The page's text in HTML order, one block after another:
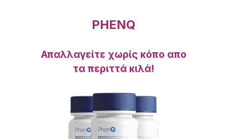
PHENQ
Απαλλαγείτε χωρίς κόπο απο
τα περιττά κιλά!